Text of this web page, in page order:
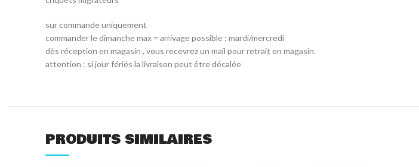
sur commande uniquement
commander le dimanche max = arrivage possible : mardi/mercredi
dès réception en magasin , vous recevrez un mail pour retrait en magasin.
attention : si jour fériés la livraison peut être décalée
PRODUITS SIMILAIRES